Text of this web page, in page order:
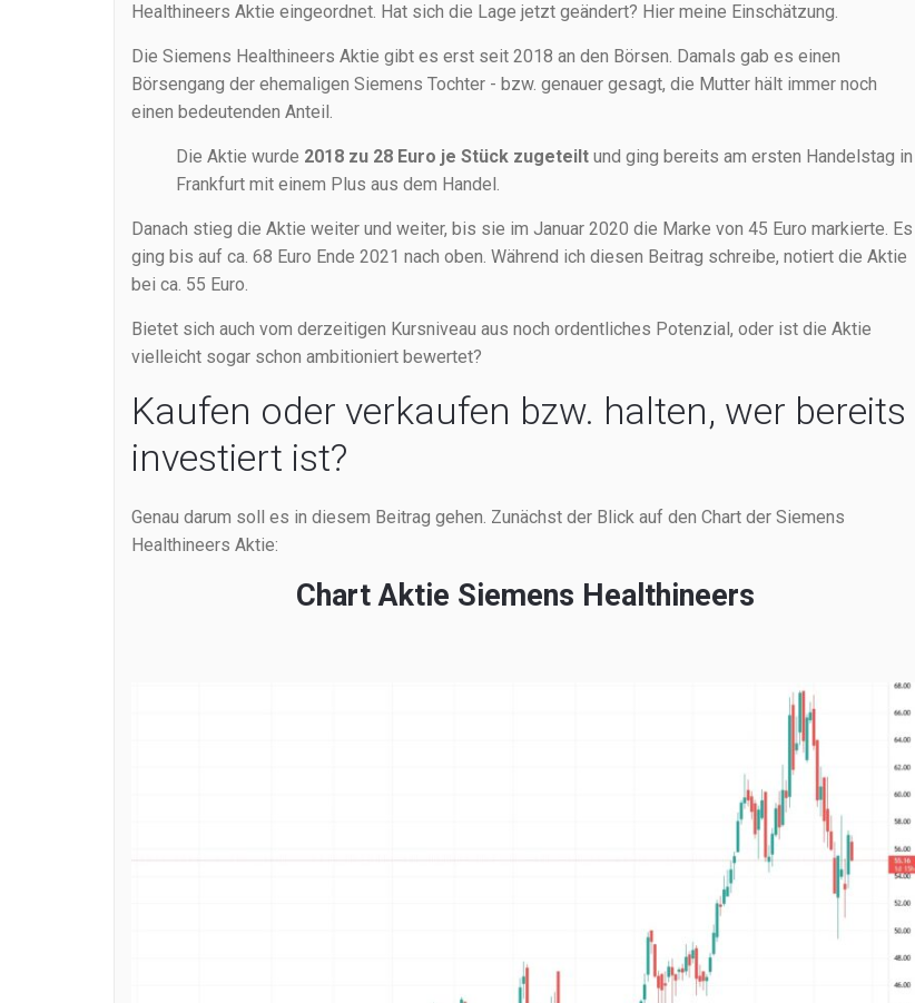
Healthineers Aktie eingeordnet. Hat sich die Lage jetzt geändert? Hier meine Einschätzung.
Die Siemens Healthineers Aktie gibt es erst seit 2018 an den Börsen. Damals gab es einen
Börsengang der ehemaligen Siemens Tochter - bzw. genauer gesagt, die Mutter hält immer noch
einen bedeutenden Anteil.
Die Aktie wurde 2018 zu 28 Euro je Stück zugeteilt und ging bereits am ersten Handelstag in
Frankfurt mit einem Plus aus dem Handel.
Danach stieg die Aktie weiter und weiter, bis sie im Januar 2020 die Marke von 45 Euro markierte. Es
ging bis auf ca. 68 Euro Ende 2021 nach oben. Während ich diesen Beitrag schreibe, notiert die Aktie
bei ca. 55 Euro.
Bietet sich auch vom derzeitigen Kursniveau aus noch ordentliches Potenzial, oder ist die Aktie
vielleicht sogar schon ambitioniert bewertet?
Kaufen oder verkaufen bzw. halten, wer bereits
investiert ist?
Genau darum soll es in diesem Beitrag gehen. Zunächst der Blick auf den Chart der Siemens
Healthineers Aktie:
Chart Aktie Siemens Healthineers